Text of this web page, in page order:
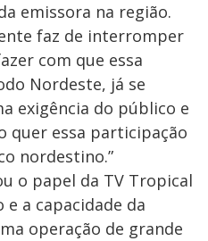
emissora na região.
faz de interromper
com que essa
Nordeste, já se
exigência do público e
quer essa participação
nordestino.”
o papel da TV Tropical
e a capacidade da
operação de grande